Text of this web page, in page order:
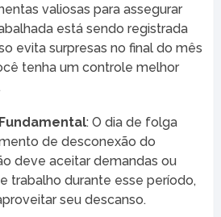
valiosas para assegurar
está sendo registrada
evita surpresas no final do mês
tenha um controle melhor
: O dia de folga
de desconexão do
deve aceitar demandas ou
trabalho durante esse período,
seu descanso.